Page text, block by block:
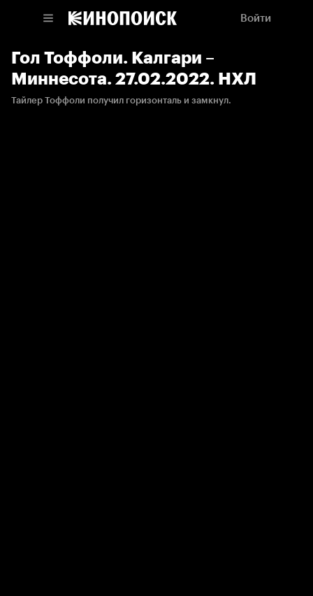
Войти
Гол Тоффоли. Калгари –
Миннесота. 27.02.2022. НХЛ
Тайлер Тоффоли получил горизонталь и замкнул.